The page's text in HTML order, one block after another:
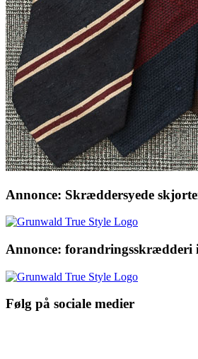
Annonce: Skræddersyede
Annonce: forandringsskrædderi
Følg på sociale medier